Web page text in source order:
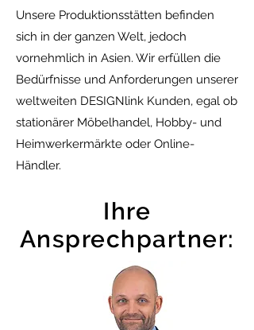
​Unsere Produktionsstätten befinden
sich in der ganzen Welt, jedoch
vornehmlich in Asien. Wir erfüllen die
Bedürfnisse und Anforderungen unserer
weltweiten DESIGNlink Kunden, egal ob
stationärer Möbelhandel, Hobby- und
Heimwerkermärkte oder Online-
Händler.
Ihre
Ansprechpartner: